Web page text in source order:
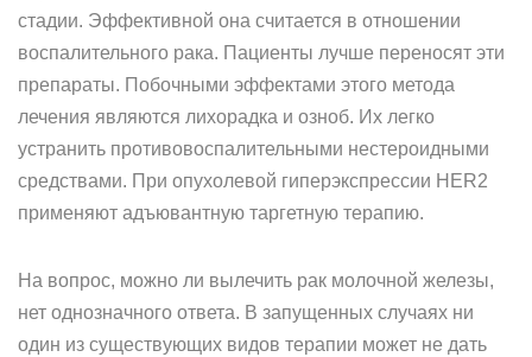
стадии. Эффективной она считается в отношении
воспалительного рака. Пациенты лучше переносят эти
препараты. Побочными эффектами этого метода
лечения являются лихорадка и озноб. Их легко
устранить противовоспалительными нестероидными
средствами. При опухолевой гиперэкспрессии HER2
применяют адъювантную таргетную терапию.
На вопрос, можно ли вылечить рак молочной железы,
нет однозначного ответа. В запущенных случаях ни
один из существующих видов терапии может не дать